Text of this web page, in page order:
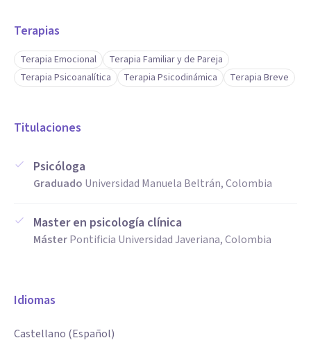
Terapias
Terapia Emocional
Terapia Familiar y de Pareja
Terapia Psicoanalítica
Terapia Psicodinámica Terapia Breve
Titulaciones
Psicóloga
Graduado Universidad Manuela Beltrán, Colombia
Master en psicología clínica
MásterPontificia Universidad Javeriana, Colombia
Idiomas
Castellano (Español)